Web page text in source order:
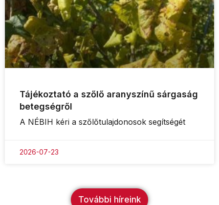
Tájékoztató a szőlő aranyszínű sárgaság
betegségről
A NÉBIH kéri a szőlőtulajdonosok segítségét
2026-07-23
További híreink